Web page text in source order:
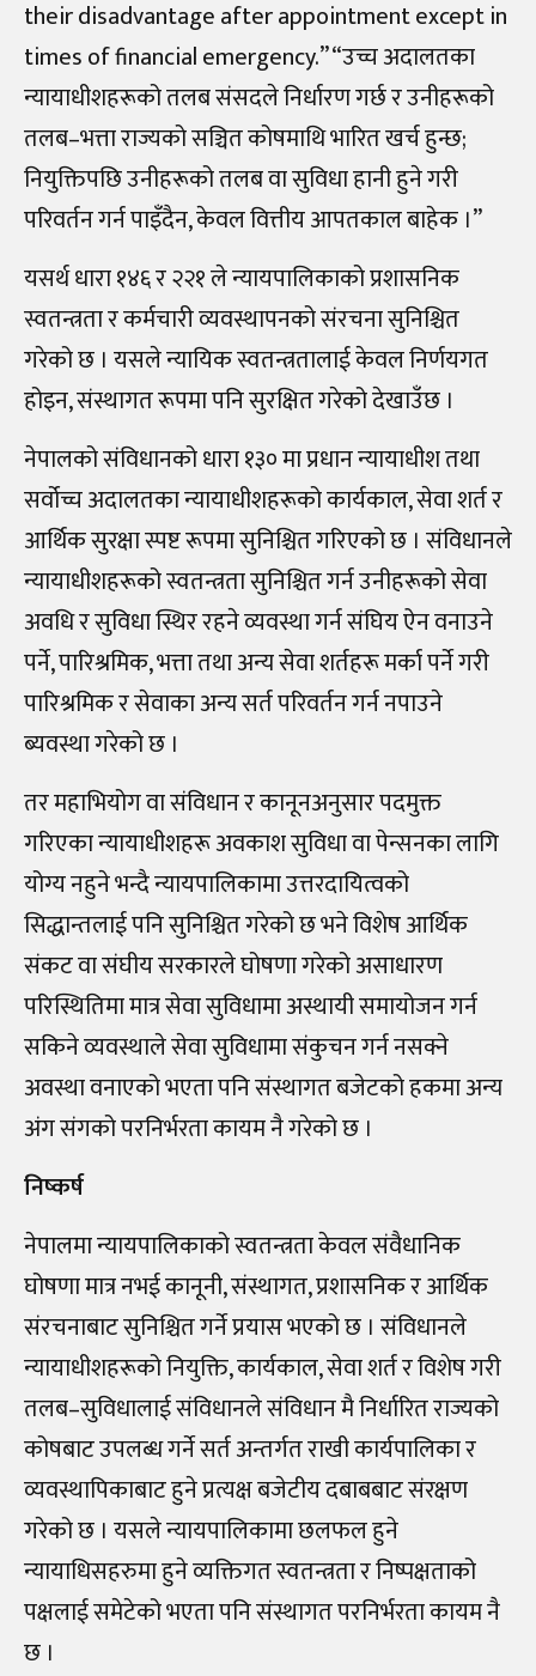
their disadvantage after appointment except in
times of financial emergency.” “उच्च अदालतका
न्यायाधीशहरूको तलब संसदले निर्धारण गर्छ र उनीहरूको
तलब–भत्ता राज्यको सञ्चित कोषमाथि भारित खर्च हुन्छ;
नियुक्तिपछि उनीहरूको तलब वा सुविधा हानी हुने गरी
परिवर्तन गर्न पाइँदैन, केवल वित्तीय आपतकाल बाहेक ।”
यसर्थ धारा १४६ र २२१ ले न्यायपालिकाको प्रशासनिक
स्वतन्त्रता र कर्मचारी व्यवस्थापनको संरचना सुनिश्चित
गरेको छ । यसले न्यायिक स्वतन्त्रतालाई केवल निर्णयगत
होइन, संस्थागत रूपमा पनि सुरक्षित गरेको देखाउँछ ।
नेपालको संविधानको धारा १३० मा प्रधान न्यायाधीश तथा
सर्वोच्च अदालतका न्यायाधीशहरूको कार्यकाल, सेवा शर्त र
आर्थिक सुरक्षा स्पष्ट रूपमा सुनिश्चित गरिएको छ । संविधानले
न्यायाधीशहरूको स्वतन्त्रता सुनिश्चित गर्न उनीहरूको सेवा
अवधि र सुविधा स्थिर रहने व्यवस्था गर्न संघिय ऐन वनाउने
पर्ने, पारिश्रमिक, भत्ता तथा अन्य सेवा शर्तहरू मर्का पर्ने गरी
पारिश्रमिक र सेवाका अन्य सर्त परिवर्तन गर्न नपाउने
ब्यवस्था गरेको छ ।
तर महाभियोग वा संविधान र कानूनअनुसार पदमुक्त
गरिएका न्यायाधीशहरू अवकाश सुविधा वा पेन्सनका लागि
योग्य नहुने भन्दै न्यायपालिकामा उत्तरदायित्वको
सिद्धान्तलाई पनि सुनिश्चित गरेको छ भने विशेष आर्थिक
संकट वा संघीय सरकारले घोषणा गरेको असाधारण
परिस्थितिमा मात्र सेवा सुविधामा अस्थायी समायोजन गर्न
सकिने व्यवस्थाले सेवा सुविधामा संकुचन गर्न नसक्ने
अवस्था वनाएको भएता पनि संस्थागत बजेटको हकमा अन्य
अंग संगको परनिर्भरता कायम नै गरेको छ ।
निष्कर्ष
नेपालमा न्यायपालिकाको स्वतन्त्रता केवल संवैधानिक
घोषणा मात्र नभई कानूनी, संस्थागत, प्रशासनिक र आर्थिक
संरचनाबाट सुनिश्चित गर्ने प्रयास भएको छ । संविधानले
न्यायाधीशहरूको नियुक्ति, कार्यकाल, सेवा शर्त र विशेष गरी
तलब–सुविधालाई संविधानले संविधान मै निर्धारित राज्यको
कोषबाट उपलब्ध गर्ने सर्त अन्तर्गत राखी कार्यपालिका र
व्यवस्थापिकाबाट हुने प्रत्यक्ष बजेटीय दबाबबाट संरक्षण
गरेको छ । यसले न्यायपालिकामा छलफल हुने
न्यायाधिसहरुमा हुने व्यक्तिगत स्वतन्त्रता र निष्पक्षताको
पक्षलाई समेटेको भएता पनि संस्थागत परनिर्भरता कायम नै
छ ।